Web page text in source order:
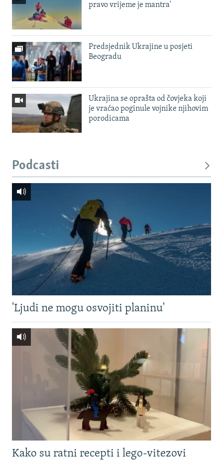
pravo vrijeme je mantra'
Predsjednik Ukrajine u posjeti
Beogradu
Ukrajina se oprašta od čovjeka koji
je vraćao poginule vojnike njihovim
porodicama
Podcasti
'Ljudi ne mogu osvojiti planinu'
Kako su ratni recepti i lego-vitezovi